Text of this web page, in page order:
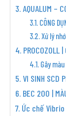
AQUALUM –
CÔNG
Xử lý
PROCOZOLL
Gây
VI SINH SCD
BEC 200 |
Ức chế Vibrio